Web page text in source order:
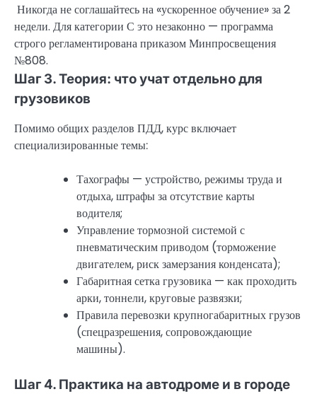
Никогда не соглашайтесь на «ускоренное обучение» за 2
недели. Для категории С это незаконно — программа
строго регламентирована приказом Минпросвещения
№808.
Шаг 3. Теория: что учат отдельно для
грузовиков
Помимо общих разделов ПДД, курс включает
специализированные темы:
Тахографы — устройство, режимы труда и
отдыха, штрафы за отсутствие карты
водителя;
Управление тормозной системой с
пневматическим приводом (торможение
двигателем, риск замерзания конденсата);
Габаритная сетка грузовика — как проходить
арки, тоннели, круговые развязки;
Правила перевозки крупногабаритных грузов
(спецразрешения, сопровождающие
машины).
Шаг 4. Практика на автодроме и в городе